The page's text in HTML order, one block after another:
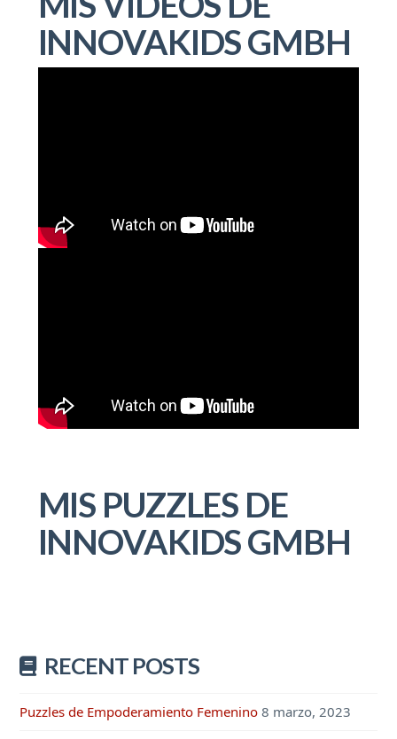
INNOVAKIDS GMBH
MIS PUZZLES DE
INNOVAKIDS GMBH
RECENT POSTS
Puzzles de Empoderamiento Femenino 8 marzo, 2023